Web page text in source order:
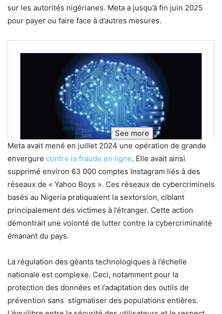
sur les autorités nigérianes. Meta a jusqu’à fin juin 2025
pour payer ou faire face à d’autres mesures.
See more
Meta avait mené en juillet 2024 une opération de grande
envergure contre la fraude en ligne. Elle avait ainsi
supprimé environ 63 000 comptes Instagram liés à des
réseaux de « Yahoo Boys ». Ces réseaux de cybercriminels
basés au Nigeria pratiquaient la sextorsion, ciblant
principalement des victimes à l’étranger. Cette action
démontrait une volonté de lutter contre la cybercriminalité
émanant du pays.
La régulation des géants technologiques à l’échelle
nationale est complexe. Ceci, notamment pour la
protection des données et l’adaptation des outils de
prévention sans stigmatiser des populations entières.